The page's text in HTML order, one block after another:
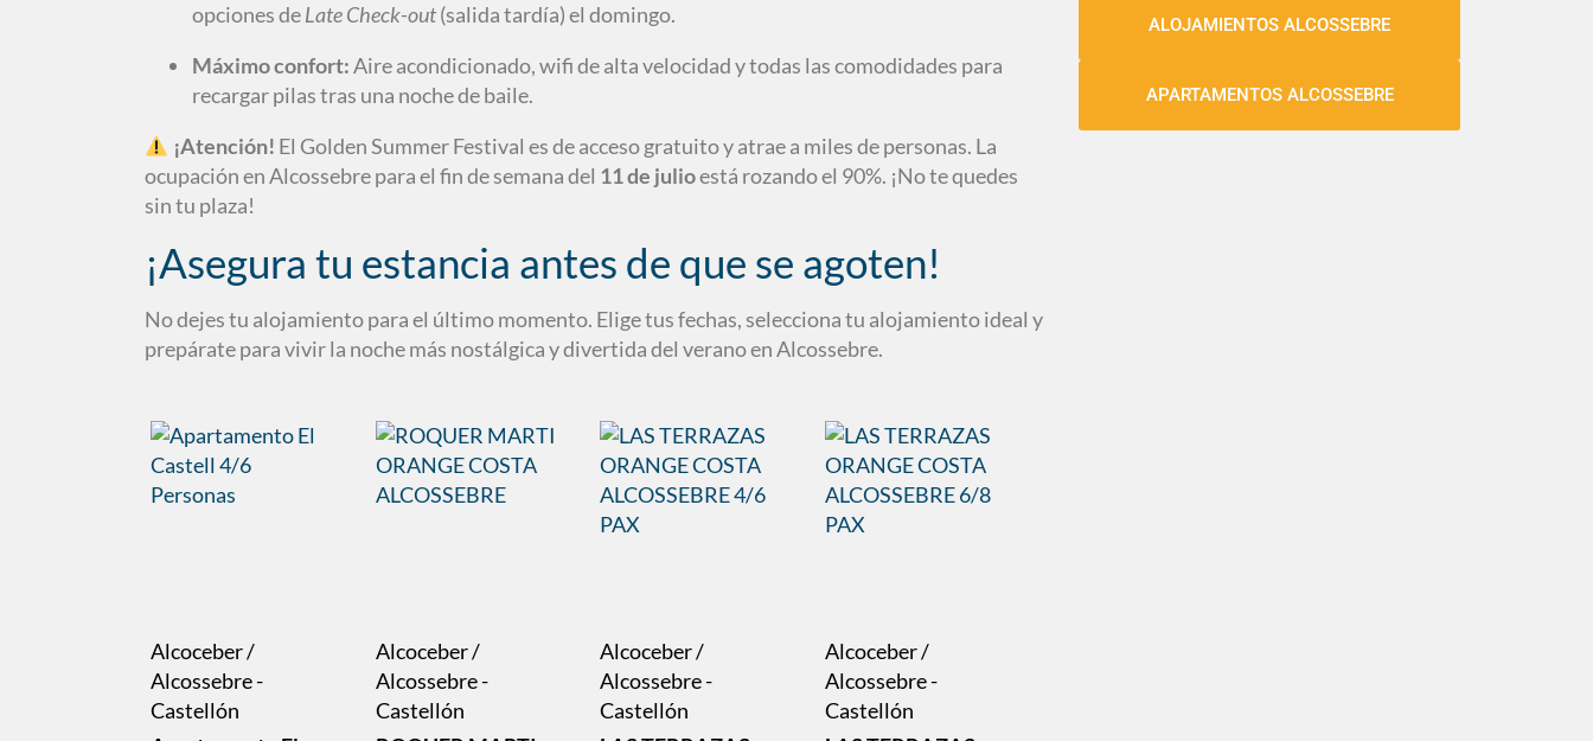
opciones deLate Check-out(salida tardía) el domingo.
Máximo confort:Aire acondicionado, wifi de alta velocidad y todas las comodidades para
recargar pilas tras una noche de baile.
¡Atención! El Golden Summer Festival es de acceso gratuito y atrae a miles de personas. La
ocupación en Alcossebre para el fin de semana del 11 de julioestá rozando el 90%. ¡No te quedes
sin tu plaza!
¡Asegura tu estancia antes de que se agoten!
No dejes tu alojamiento para el último momento. Elige tus fechas, selecciona tu alojamiento ideal y
prepárate para vivir la noche más nostálgica y divertida del verano en Alcossebre.
Alcoceber /
Alcossebre -
Castellón
Alcoceber /
Alcossebre -
Castellón
Alcoceber /
Alcossebre -
Castellón
Alcoceber /
Alcossebre -
Castellón
ALOJAMIENTOS ALCOSSEBRE
APARTAMENTOS ALCOSSEBRE